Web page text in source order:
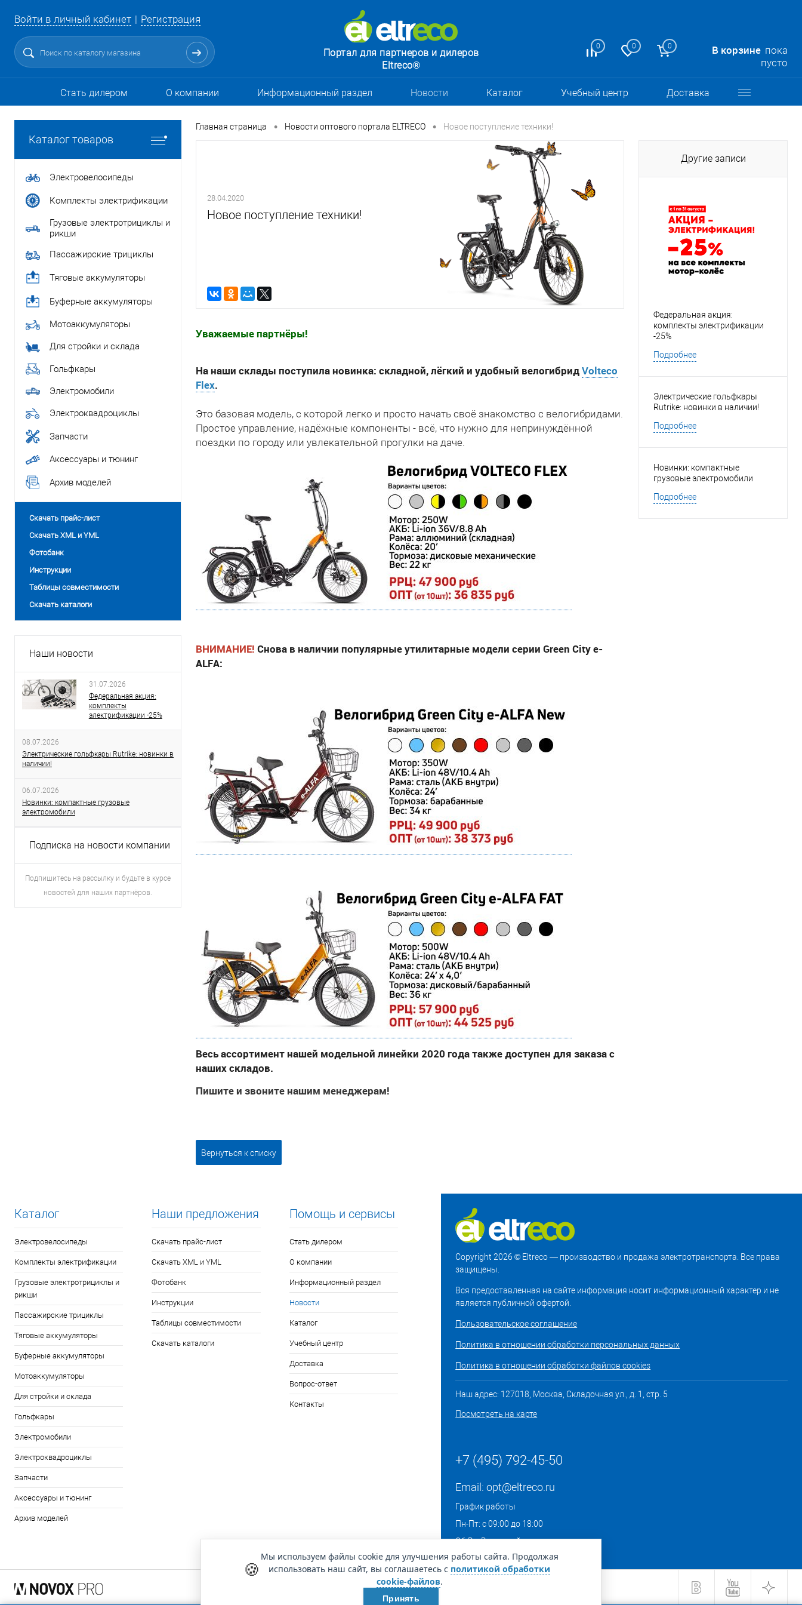
Войти в личный кабинет Регистрация
0 0 0 В корзине пока
пусто
Портал для партнеров и дилеров
Eltreco®
Стать дилером О компании Информационный раздел Новости Каталог Учебный центр Доставка
Каталог товаров
Электровелосипеды
Комплекты электрификации
Грузовые электротрициклы и
рикши
Пассажирские трициклы
Тяговые аккумуляторы
Буферные аккумуляторы
Мотоаккумуляторы
Для стройки и склада
Гольфкары
Электромобили
Электроквадроциклы
Запчасти
Аксессуары и тюнинг
Архив моделей
Скачать прайс-лист
Скачать XML и YML
Фотобанк
Инструкции
Таблицы совместимости
Скачать каталоги
Наши новости
31.07.2026
Федеральная акция:
комплекты
электрификации -25%
08.07.2026
Электрические гольфкары Rutrike: новинки в
наличии!
06.07.2026
Новинки: компактные грузовые
электромобили
Подписка на новости компании
Подпишитесь на рассылку и будьте в курсе
новостей для наших партнёров.
Главная страница • Новости оптового портала ELTRECO • Новое поступление техники!
28.04.2020
Новое поступление техники!
Уважаемые партнёры!
На наши склады поступила новинка: складной, лёгкий и удобный велогибридVolteco
Flex.
Это базовая модель, с которой легко и просто начать своё знакомство с велогибридами.
Простое управление, надёжные компоненты - всё, что нужно для непринуждённой
поездки по городу или увлекательной прогулки на даче.
ВНИМАНИЕ! Снова в наличии популярные утилитарные модели серии Green City e-
ALFA:
Весь ассортимент нашей модельной линейки 2020 года также доступен для заказа с
наших складов.
Пишите и звоните нашим менеджерам!
Вернуться к списку
Другие записи
Федеральная акция:
комплекты электрификации
-25%
Подробнее
Электрические гольфкары
Rutrike: новинки в наличии!
Подробнее
Новинки: компактные
грузовые электромобили
Подробнее
Каталог
Электровелосипеды
Комплекты электрификации
Грузовые электротрициклы и
рикши
Пассажирские трициклы
Тяговые аккумуляторы
Буферные аккумуляторы
Мотоаккумуляторы
Для стройки и склада
Гольфкары
Электромобили
Электроквадроциклы
Запчасти
Аксессуары и тюнинг
Архив моделей
Наши предложения
Скачать прайс-лист
Скачать XML и YML
Фотобанк
Инструкции
Таблицы совместимости
Скачать каталоги
Помощь и сервисы
Стать дилером
О компании
Информационный раздел
Новости
Каталог
Учебный центр
Доставка
Вопрос-ответ
Контакты
Copyright 2026 © Eltreco — производство и продажа электротранспорта. Все права
защищены.
Вся предоставленная на сайте информация носит информационный характер и не
является публичной офертой.
Пользовательское соглашение
Политика в отношении обработки персональных данных
Политика в отношении обработки файлов cookies
Наш адрес: 127018, Москва, Складочная ул., д. 1, стр. 5
Посмотреть на карте
+7 (495) 792-45-50
Email:opt@eltreco.ru
График работы
Пн-Пт: с 09:00 до 18:00
Сб-Вс: Выходной
🍪
Мы используем файлы cookie для улучшения работы сайта. Продолжая
использовать наш сайт, вы соглашаетесь с политикой обработки
cookie-файлов.
Принять